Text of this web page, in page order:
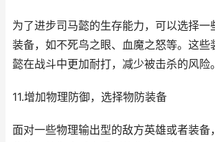
为了进步司马懿的生存能力，可以选择一
装备，如不死鸟之眼、血魔之怒等。这些
懿在战斗中更加耐打，减少被击杀的风险。
11.增加物理防御，选择物防装备
面对一些物理输出型的敌方英雄或者装备